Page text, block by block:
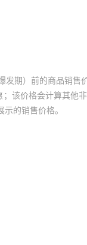
发期）前的商品销售
该价格会计算其他
的销售价格。